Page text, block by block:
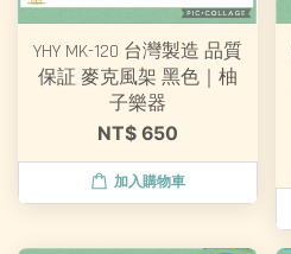
YHY MK-120 台灣製造 品質
保証 麥克風架 黑色｜柚
子樂器
NT$ 650
加入購物車